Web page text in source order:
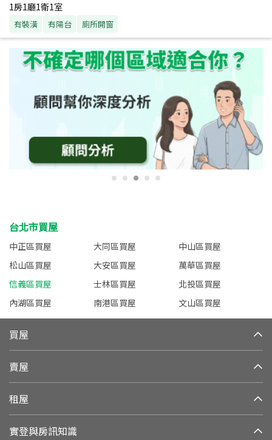
1房1廳1衛1室
有裝潢 有陽台 廁所開窗
台北市買屋
中正區買屋 大同區買屋
中山區買屋
松山區買屋
大安區買屋
萬華區買屋
信義區買屋
士林區買屋
北投區買屋
內湖區買屋
南港區買屋 文山區買屋
買屋
賣屋
租屋
實登與房訊知識